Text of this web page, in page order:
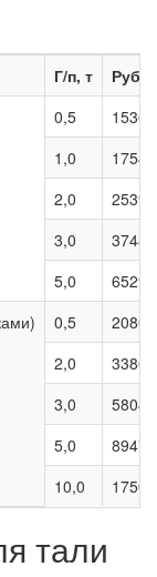
Г/п, т
Руб.
0,5
1536
1,0
1754
2,0
2539
3,0
3748
5,0
6529
0,5
2080
2,0
3386
3,0
5804
5,0
8947
10,0
17500
тали